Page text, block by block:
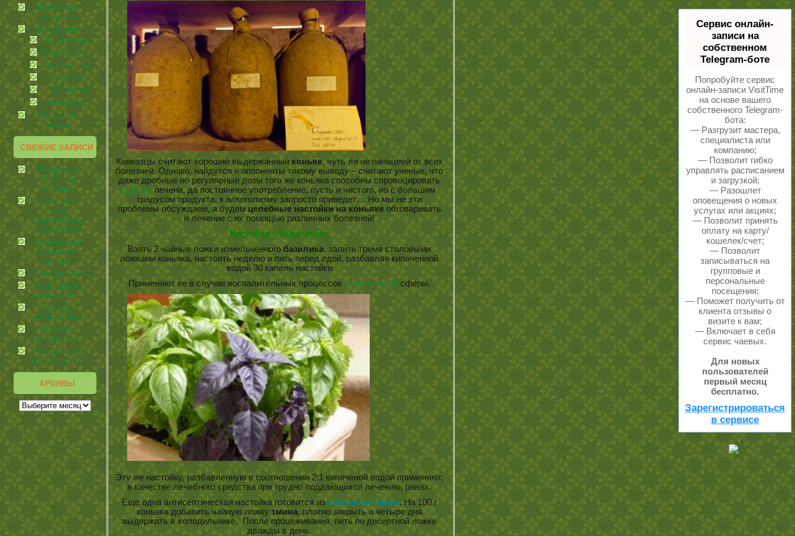
Полезные
продукты
Посиделки
иcцеляемся
Происшествия
Путешествия
странности
Торжества
Угощаемся!
Растения-
лекари
СВЕЖИЕ ЗАПИСИ
Питание и
спорт при
ишемии.
Действие
семян
расторопши
на организм
Загадочные
создания –
кошки
О расторопше
Не ко двору
пришелся…
Сериал
«Офицеры»
Маски с
крахмалом
Малина для
кожи и волос
АРХИВЫ
Кавказцы считают хороший выдержанный коньяк, чуть ли не панацеей от всех
болезней. Однако, найдутся и оппоненты такому выводу – считают ученые, что
даже дробные но регулярные дозы того же коньяка способны спровоцировать
циррозпечени, да постоянное употребление, пусть и чистого, но с большим
градусом продукта, к алкоголизму запросто приведет… Но мы не эти
проблемы обсуждаем, а будемцелебные настойки на коньякеобговаривать
и лечение с их помощью различных болезней!
Настойка с базиликом.
Взять 2 чайные ложки измельченногобазилика, залить тремя столовыми
ложками коньяка, настоять неделю и пить перед едой, разбавляя кипяченной
водой 30 капель настойки
Применяют ее в случае воспалительных процессовмочеполовой сферы.
Эту же настойку, разбавленную в соотношении 2:1 кипяченой водой применяют,
в качестве лечебного средства при трудно поддающихся лечению, ранах.
Еще одна антисептическая настойка готовится изконьяка и тмина. На 100 г
коньяка добавить чайную ложку тмина, плотно закрыть и четыре дня
выдержать в холодильнике. После процеживания, пить по десертной ложке
дважды в день.
Сервис онлайн-
записи на
собственном
Telegram-боте
Попробуйте сервис
онлайн-записи VisitTime
на основе вашего
собственного Telegram-
бота:
— Разгрузит мастера,
специалиста или
компанию;
— Позволит гибко
управлять расписанием
и загрузкой;
— Разошлет
оповещения о новых
услугах или акциях;
— Позволит принять
оплату на карту/
кошелек/счет;
— Позволит
записываться на
групповые и
персональные
посещения;
— Поможет получить от
клиента отзывы о
визите к вам;
— Включает в себя
сервис чаевых.
Для новых
пользователей
первый месяц
бесплатно.
Зарегистрироваться
в сервисе